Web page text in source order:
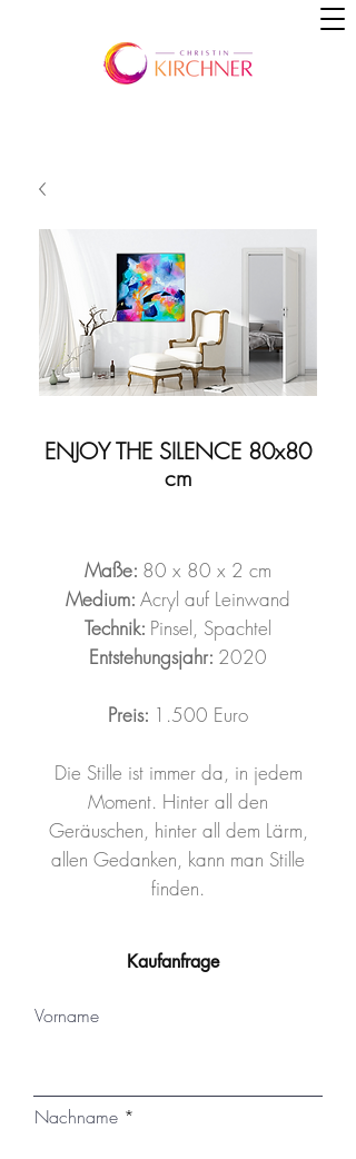
ENJOY THE SILENCE 80x80
cm
Maße: 80 x 80 x 2 cm
Medium: Acryl auf Leinwand
Technik: Pinsel, Spachtel
Entstehungsjahr: 2020
Preis: 1.500 Euro
Die Stille ist immer da, in jedem
Moment. Hinter all den
Geräuschen, hinter all dem Lärm,
allen Gedanken, kann man Stille
finden.
Kaufanfrage
Vorname
Nachname